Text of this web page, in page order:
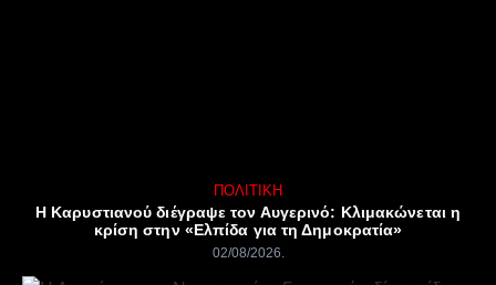
ΠΟΛΙΤΙΚΉ
Η Καρυστιανού διέγραψε τον Αυγερινό: Κλιμακώνεται η
κρίση στην «Ελπίδα για τη Δημοκρατία»
02/08/2026